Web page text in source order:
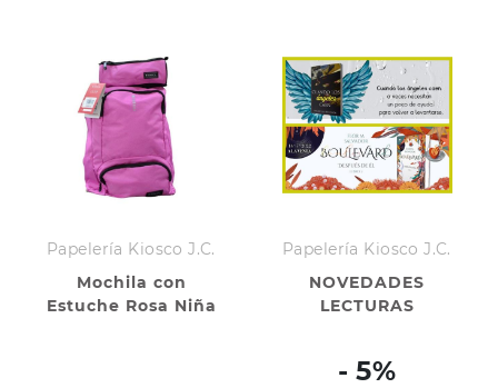
Papelería Kiosco J.C.
Mochila con
Estuche Rosa Niña
Papelería Kiosco J.C.
NOVEDADES
LECTURAS
- 5%